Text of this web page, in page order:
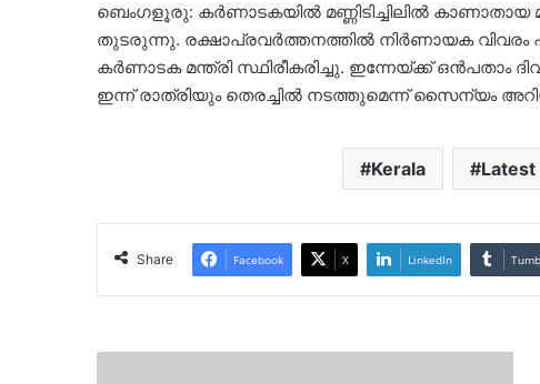
ബെംഗളൂരു: കർണാടകയിൽ മണ്ണിടിച്ചിലിൽ
തുടരുന്നു. രക്ഷാപ്രവർത്തനത്തിൽ നിർണായക വിവരം
കര്‍ണാടക മന്ത്രി സ്ഥിരീകരിച്ചു. ഇന്നേയ്ക്ക് ഒൻപതാം
ഇന്ന് രാത്രിയും തെരച്ചിൽ നടത്തുമെന്ന് സൈന്യം
Kerala Latest
Share Facebook X LinkedIn